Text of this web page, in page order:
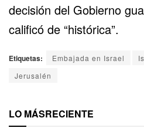
decisión del Gobierno
calificó de “histórica”.
Etiquetas: Embajada en Israel
Jerusalén
LO MÁSRECIENTE